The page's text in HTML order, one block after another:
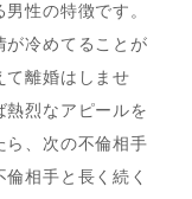
性の特徴です。
が冷めてることが
て離婚はしませ
熱烈なアピールを
ら、次の不倫相手
相手と長く続く